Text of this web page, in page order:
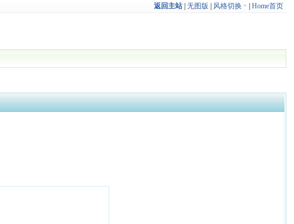
返回主站| 无图版 风格切换 Home首页